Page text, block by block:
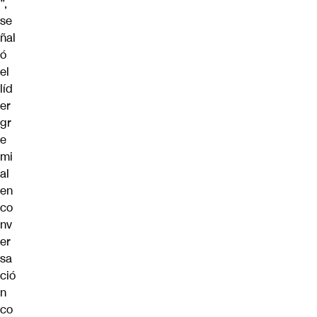
”,
se
ñal
ó
el
líd
er
gr
e
mi
al
en
co
nv
er
sa
ció
n
co